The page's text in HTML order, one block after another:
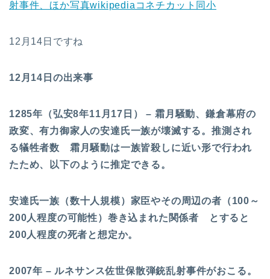
射事件、ほか写真wikipediaコネチカット同小
12月14日ですね
12月14日の出来事
1285年（弘安8年11月17日） – 霜月騒動、鎌倉幕府の
政変、有力御家人の安達氏一族が壊滅する。推測され
る犠牲者数 霜月騒動は一族皆殺しに近い形で行われ
たため、以下のように推定できる。
安達氏一族（数十人規模）家臣やその周辺の者（100～
200人程度の可能性）巻き込まれた関係者 とすると
200人程度の死者と想定か。
2007年 – ルネサンス佐世保散弾銃乱射事件がおこる。